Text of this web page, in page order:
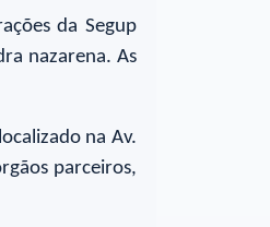
da Segup
nazarena. As
na Av.
parceiros,